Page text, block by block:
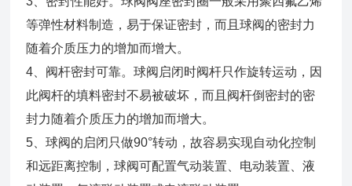
等弹性材料制造，易于保证密封，而且球阀的密封力
随着介质压力的增加而增大。
4、阀杆密封可靠。球阀启闭时阀杆只作旋转运动，因
此阀杆的填料密封不易被破坏，而且阀杆倒密封的密
封力随着介质压力的增加而增大。
5、球阀的启闭只做90°转动，故容易实现自动化控制
和远距离控制，球阀可配置气动装置、电动装置、液